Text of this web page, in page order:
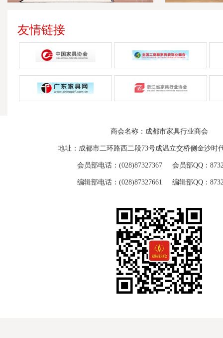
友情链接
商会名称：成都市家具行业商会
地址：成都市二环路西二段73号成温立交桥侧金沙时
会员部电话：(028)87327367 会员部QQ：
编辑部电话：(028)87327661 编辑部QQ：